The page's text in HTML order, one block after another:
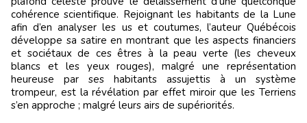
cohérence scientifique. Rejoignant les habitants de la Lune
afin d’en analyser les us et coutumes, l’auteur Québécois
développe sa satire en montrant que les aspects financiers
et sociétaux de ces êtres à la peau verte (les cheveux
blancs et les yeux rouges), malgré une représentation
heureuse par ses habitants assujettis à un système
trompeur, est la révélation par effet miroir que les Terriens
s’en approche ; malgré leurs airs de supériorités.